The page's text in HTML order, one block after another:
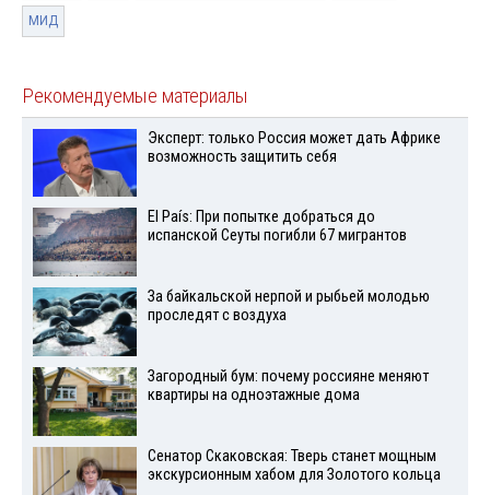
МИД
Рекомендуемые материалы
Эксперт: только Россия может дать Африке
возможность защитить себя
El País: При попытке добраться до
испанской Сеуты погибли 67 мигрантов
За байкальской нерпой и рыбьей молодью
проследят с воздуха
Загородный бум: почему россияне меняют
квартиры на одноэтажные дома
Сенатор Скаковская: Тверь станет мощным
экскурсионным хабом для Золотого кольца